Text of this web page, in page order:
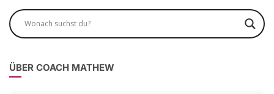
ÜBER COACH MATHEW